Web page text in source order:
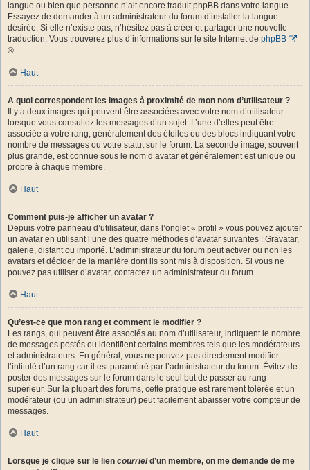
langue ou bien que personne n’ait encore traduit phpBB dans votre langue.
Essayez de demander à un administrateur du forum d’installer la langue
désirée. Si elle n’existe pas, n’hésitez pas à créer et partager une nouvelle
traduction. Vous trouverez plus d’informations sur le site Internet de phpBB
®.
Haut
A quoi correspondent les images à proximité de mon nom d’utilisateur ?
Il y a deux images qui peuvent être associées avec votre nom d’utilisateur
lorsque vous consultez les messages d’un sujet. L’une d’elles peut être
associée à votre rang, généralement des étoiles ou des blocs indiquant votre
nombre de messages ou votre statut sur le forum. La seconde image, souvent
plus grande, est connue sous le nom d’avatar et généralement est unique ou
propre à chaque membre.
Haut
Comment puis-je afficher un avatar ?
Depuis votre panneau d’utilisateur, dans l’onglet « profil » vous pouvez ajouter
un avatar en utilisant l’une des quatre méthodes d’avatar suivantes : Gravatar,
galerie, distant ou importé. L’administrateur du forum peut activer ou non les
avatars et décider de la manière dont ils sont mis à disposition. Si vous ne
pouvez pas utiliser d’avatar, contactez un administrateur du forum.
Haut
Qu’est-ce que mon rang et comment le modifier ?
Les rangs, qui peuvent être associés au nom d’utilisateur, indiquent le nombre
de messages postés ou identifient certains membres tels que les modérateurs
et administrateurs. En général, vous ne pouvez pas directement modifier
l’intitulé d’un rang car il est paramétré par l’administrateur du forum. Évitez de
poster des messages sur le forum dans le seul but de passer au rang
supérieur. Sur la plupart des forums, cette pratique est rarement tolérée et un
modérateur (ou un administrateur) peut facilement abaisser votre compteur de
messages.
Haut
Lorsque je clique sur le lien courrield’un membre, on me demande de me